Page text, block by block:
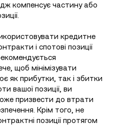
компенсує частину або
кредитне
і спотові позиції
щоб мінімізувати
як прибутки, так і збитки
вашої позиції, ви
призвести до втрати
Крім того, не
позиції протягом